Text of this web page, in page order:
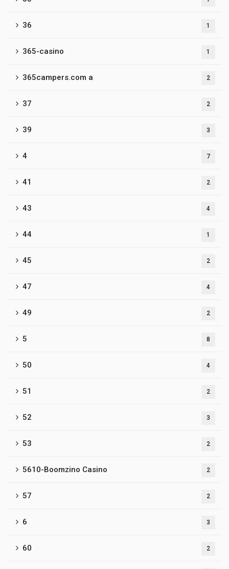
36 1
365-casino 1
365campers.com a 2
37 2
39 3
4 7
41 2
43 4
44 1
45 2
47 4
49 2
5 8
50 4
51 2
52 3
53 2
5610-Boomzino Casino 2
57 2
6 3
60 2